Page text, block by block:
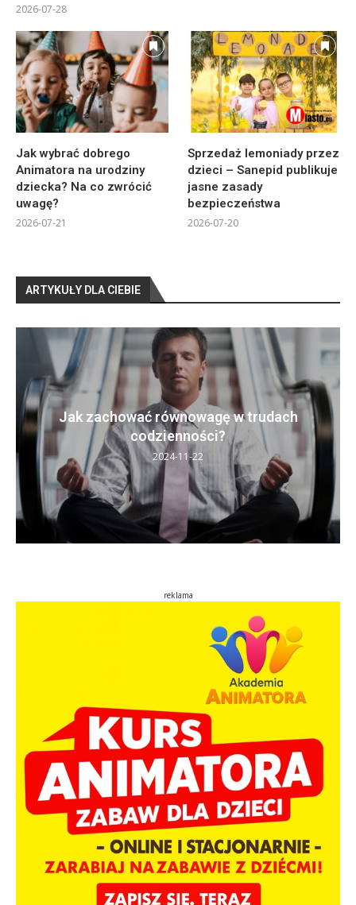
2026-07-28
Jak wybrać dobrego
Animatora na urodziny
dziecka? Na co zwrócić
uwagę?
2026-07-21
Sprzedaż lemoniady przez
dzieci – Sanepid publikuje
jasne zasady
bezpieczeństwa
2026-07-20
ARTYKUŁY DLA CIEBIE
Jak zachować równowagę w trudach
codzienności?
2024-11-22
reklama